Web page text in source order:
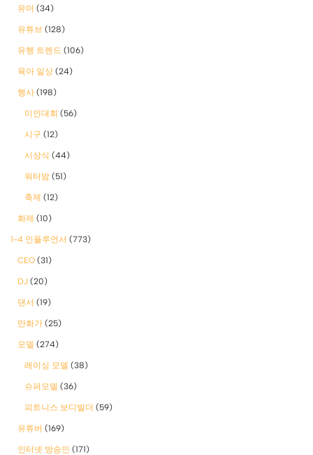
유머 (34)
유튜브 (128)
유행 트렌드 (106)
육아 일상 (24)
행사 (198)
미인대회 (56)
시구 (12)
시상식 (44)
워터밤 (51)
축제 (12)
화제 (10)
1-4 인플루언서 (773)
CEO (31)
DJ (20)
댄서 (19)
만화가 (25)
모델 (274)
레이싱 모델 (38)
슈퍼모델 (36)
피트니스 보디빌더 (59)
유튜버 (169)
인터넷 방송인 (171)